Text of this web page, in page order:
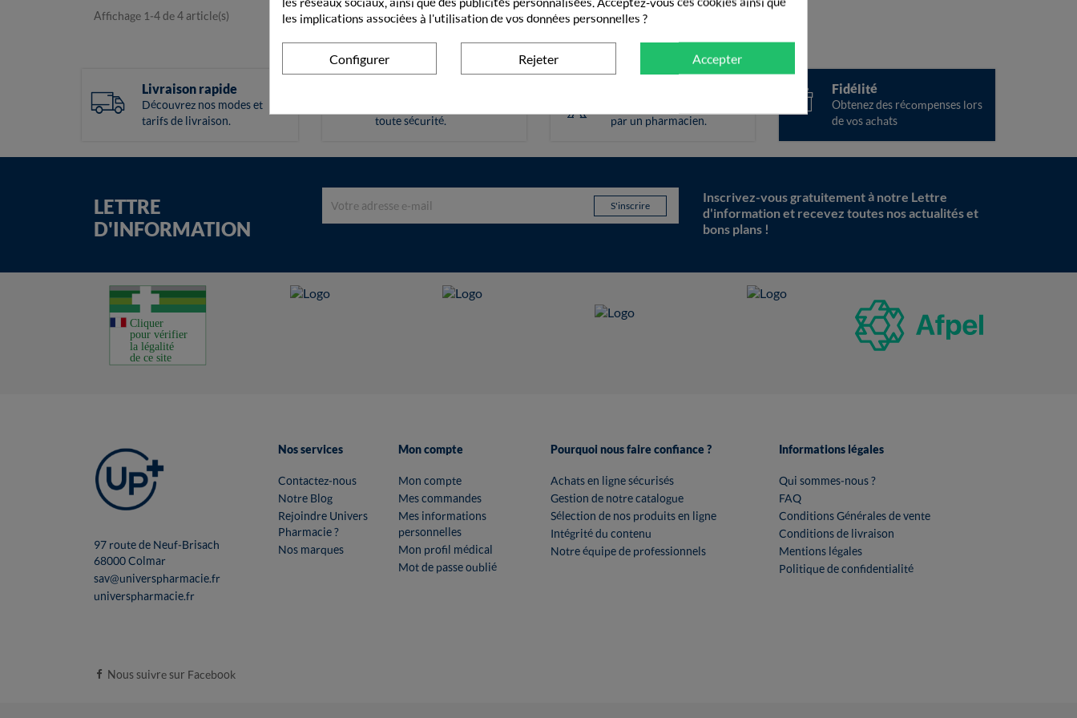
Affichage 1-4 de 4 article(s)
Livraison rapide
Découvrez nos modes et
tarifs de livraison.
toute sécurité.
par un pharmacien.
Fidélité
Obtenez des récompenses lors
de vos achats
LETTRE
D'INFORMATION
Inscrivez-vous gratuitement à notre Lettre
d'information et recevez toutes nos actualités et
bons plans !
97 route de Neuf-Brisach
68000 Colmar
sav@universpharmacie.fr
universpharmacie.fr
Nos services
Contactez-nous
Notre Blog
Rejoindre Univers
Pharmacie ?
Nos marques
Mon compte
Mon compte
Mes commandes
Mes informations
personnelles
Mon profil médical
Mot de passe oublié
Pourquoi nous faire confiance ?
Achats en ligne sécurisés
Gestion de notre catalogue
Sélection de nos produits en ligne
Intégrité du contenu
Notre équipe de professionnels
Informations légales
Qui sommes-nous ?
FAQ
Conditions Générales de vente
Conditions de livraison
Mentions légales
Politique de confidentialité
Nous suivre sur Facebook
les implications associées à l'utilisation de vos données personnelles ?
Configurer Rejeter Accepter